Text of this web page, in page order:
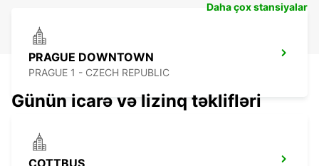
PRAGUE DOWNTOWN
PRAGUE 1 - CZECH REPUBLIC
Daha çox stansiyalar
Günün icarə və lizinq təklifləri